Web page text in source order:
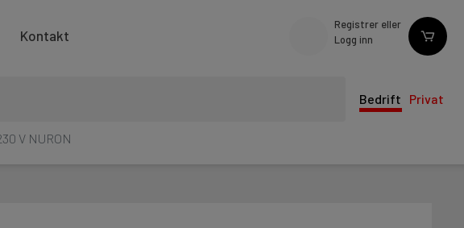
Kontakt
Registrer eller
Logg inn
Bedrift Privat
V NURON